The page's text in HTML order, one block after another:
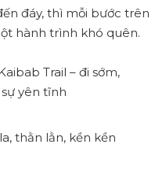
đáy, thì mỗi bước trên
hành trình khó quên.
Trail – đi sớm,
yên tĩnh
thằn lằn, kền kền